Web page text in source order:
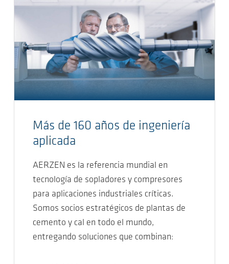
Más de 160 años de ingeniería
aplicada
AERZEN es la referencia mundial en
tecnología de sopladores y compresores
para aplicaciones industriales críticas.
Somos socios estratégicos de plantas de
cemento y cal en todo el mundo,
entregando soluciones que combinan: